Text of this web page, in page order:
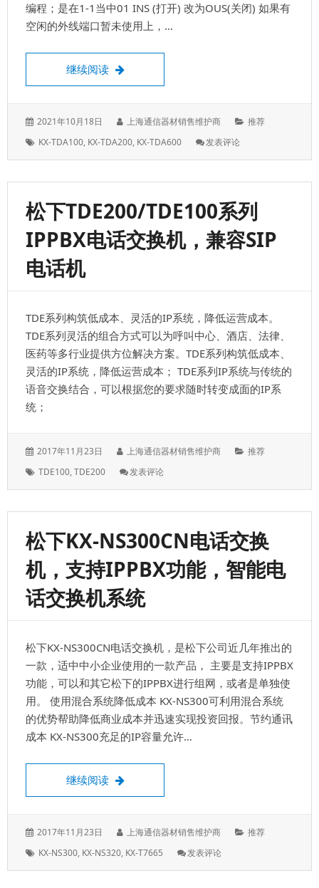
程
表
编程；是在1-1当中01 INS (打开) 改为OUS(关闭) 如果有
空闲的外线端口暂未使用上，…
继续阅读 开通外线，及关闭外线
发
于：
2021年10月18日
作
上海通信器材销售维护商
分
推荐
标
KX-TDA100, KX-TDA200, KX-TDA600 发表评论: 开
线，
关
闭
外
线
松下TDE200/TDE100系列
IPPBX电话交换机，兼容SIP
电话机
TDE系列构筑低成本、灵活的IP系统，降低运营成本。
TDE系列灵活的组合方式可以为呼叫中心、酒店、法律、
医药等多行业提供方位解决方案。TDE系列构筑低成本、
灵活的IP系统，降低运营成本； TDE系列IP系统与传统的
语音交换结合，可以根据您的要求随时转变成面的IP系
统；
发
于：
2017年11月23日
作
上海通信器材销售维护商
分
推荐
标
TDE100,TDE200 发表评论: 松
系
IPPBX
电
话
交
SIP
电
话
机
松下KX-NS300CN电话交换
机，支持IPPBX功能，智能电
话交换机系统
松下KX-NS300CN电话交换机，是松下公司近几年推出的
一款，适中中小企业使用的一款产品， 主要是支持IPPBX
功能，可以和其它松下的IPPBX进行组网，或者是单独使
用。 使用混合系统降低成本 KX-NS300可利用混合系统
的优势帮助降低商业成本并迅速实现投资回报。节约通讯
成本 KX-NS300充足的IP容量允许…
继续阅读 松下KX-NS300CN电话交换机，支持
发
于：
2017年11月23日
作
上海通信器材销售维护商
分
推荐
标
KX-NS300, KX-NS320, KX-T7665 发表评论: 松